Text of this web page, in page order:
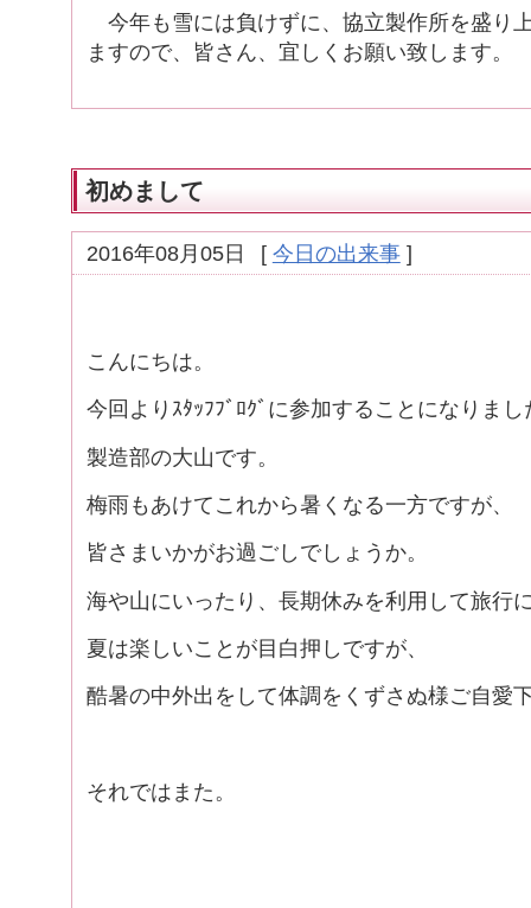
今年も雪には負けずに、協立製作所を盛り
ますので、皆さん、宜しくお願い致します。
初めまして
2016年08月05日 [ 今日の出来事]
こんにちは。
今回よりｽﾀｯﾌﾌﾞﾛｸﾞに参加することになりまし
製造部の大山です。
梅雨もあけてこれから暑くなる一方ですが、
皆さまいかがお過ごしでしょうか。
海や山にいったり、長期休みを利用して旅行
夏は楽しいことが目白押しですが、
酷暑の中外出をして体調をくずさぬ様ご自愛
それではまた。